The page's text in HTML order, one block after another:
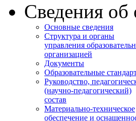
Сведения об
Основные сведения
Структура и органы
управления
организацией
Документы
Образовательные
Руководство,
(научно-педагогический)
состав
Материально-техническое
обеспечение и